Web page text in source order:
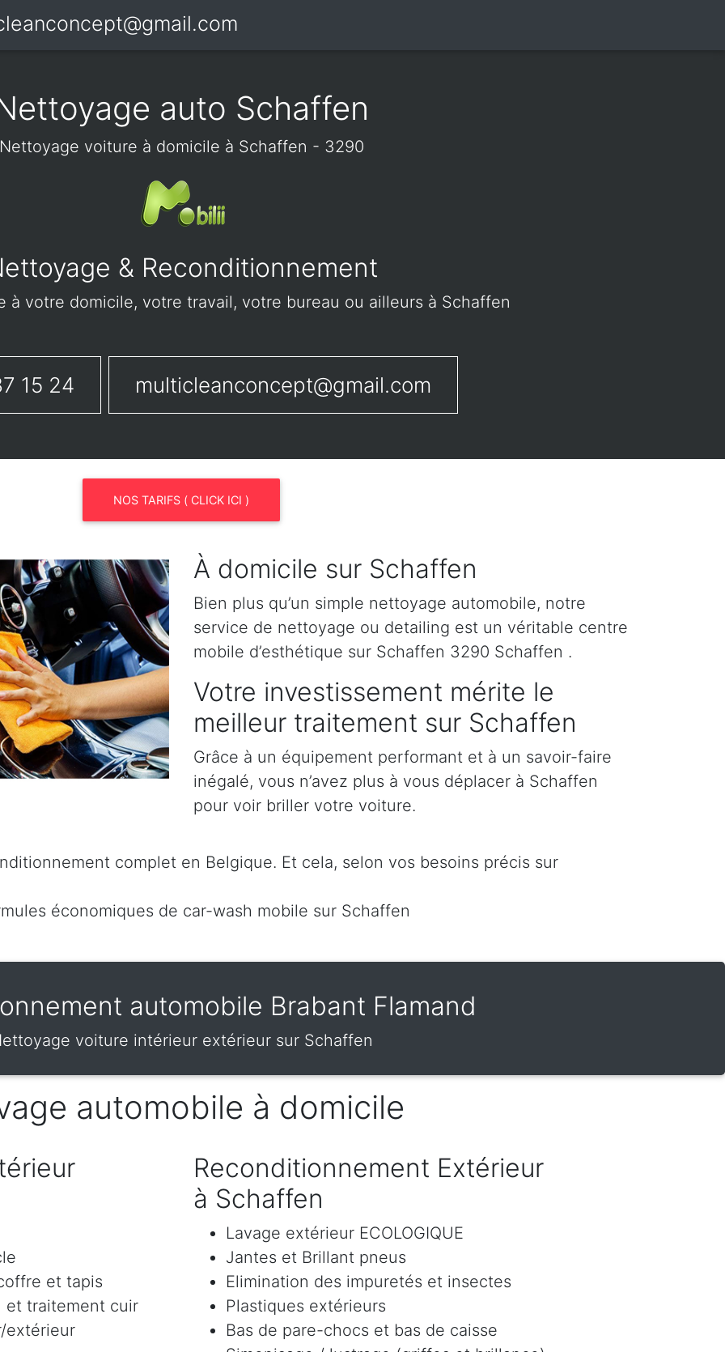
auto Schaffen
voiture à domicile à Schaffen - 3290
& Reconditionnement
à votre domicile, votre travail, votre bureau ou ailleurs à Schaffen
15 24 multicleanconcept@gmail.com
NOS TARIFS ( CLICK ICI )
À domicile sur Schaffen
Bien plus qu’un simple nettoyage automobile, notre
service de nettoyage ou detailing est un véritable centre
mobile d’esthétique sur Schaffen 3290 Schaffen .
Votre investissement mérite le
meilleur traitement sur Schaffen
Grâce à un équipement performant et à un savoir-faire
inégalé, vous n’avez plus à vous déplacer à Schaffen
pour voir briller votre voiture.
complet en Belgique. Et cela, selon vos besoins précis sur
économiques de car-wash mobile sur Schaffen
automobile Brabant Flamand
voiture intérieur extérieur sur Schaffen
automobile à domicile
et tapis
et traitement cuir
extérieur
Reconditionnement Extérieur
à Schaffen
Lavage extérieur ECOLOGIQUE
Jantes et Brillant pneus
Elimination des impuretés et insectes
Plastiques extérieurs
Bas de pare-chocs et bas de caisse